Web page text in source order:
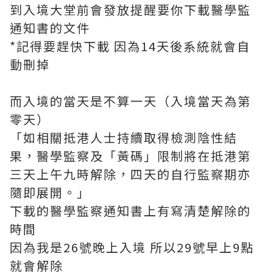
到入境大堂前會發放提醒要你下載醫學監
通知書的文件
*記得要趕快下載 因為14天後系統就會自
動刪掉
而入境的當天是不算一天（入境當天為第
零天）
「如相關抵港人士持續取得檢測陰性結
果，醫學監察及「黃碼」限制將在抵港第
三天上午九時解除，四天的自行監察期亦
隨即展開。」
下載的醫學監察通知書上有寫清楚解除的
時間
因為我是26號晚上入境 所以29號早上9點
就會解除